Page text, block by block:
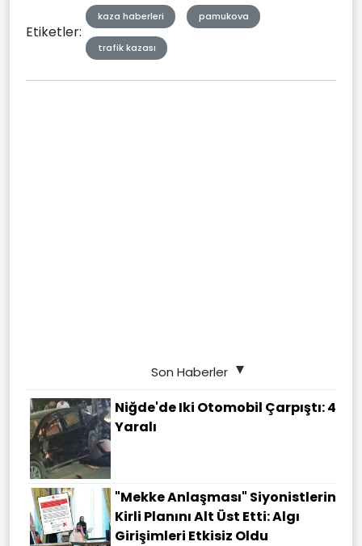
Etiketler:
kaza haberleri pamukova
trafik kazası
Son Haberler
Niğde'de Iki Otomobil Çarpıştı: 4
Yaralı
"Mekke Anlaşması" Siyonistlerin
Kirli Planını Alt Üst Etti: Algı
Girişimleri Etkisiz Oldu